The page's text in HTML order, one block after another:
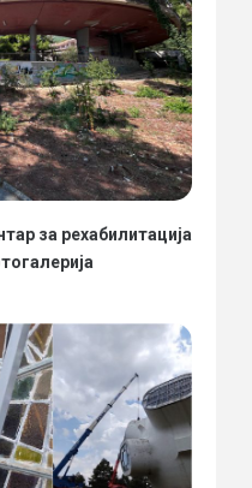
за рехабилитација